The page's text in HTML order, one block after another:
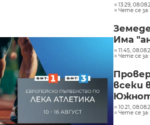
13:29,
Чете се
Има
11:45,
Чете се за:
всеки
10:21,
Чете се